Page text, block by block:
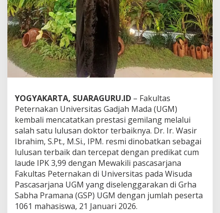
r
b
a
i
k
d
a
n
T
c
e
p
a
P
r
o
g
r
a
m
D
YOGYAKARTA, SUARAGURU.ID – Fakultas
Peternakan Universitas Gadjah Mada (UGM)
kembali mencatatkan prestasi gemilang melalui
salah satu lulusan doktor terbaiknya. Dr. Ir. Wasir
Ibrahim, S.Pt., M.Si., IPM. resmi dinobatkan sebagai
lulusan terbaik dan tercepat dengan predikat cum
laude IPK 3,99 dengan Mewakili pascasarjana
Fakultas Peternakan di Universitas pada Wisuda
Pascasarjana UGM yang diselenggarakan di Grha
Sabha Pramana (GSP) UGM dengan jumlah peserta
1061 mahasiswa, 21 Januari 2026.